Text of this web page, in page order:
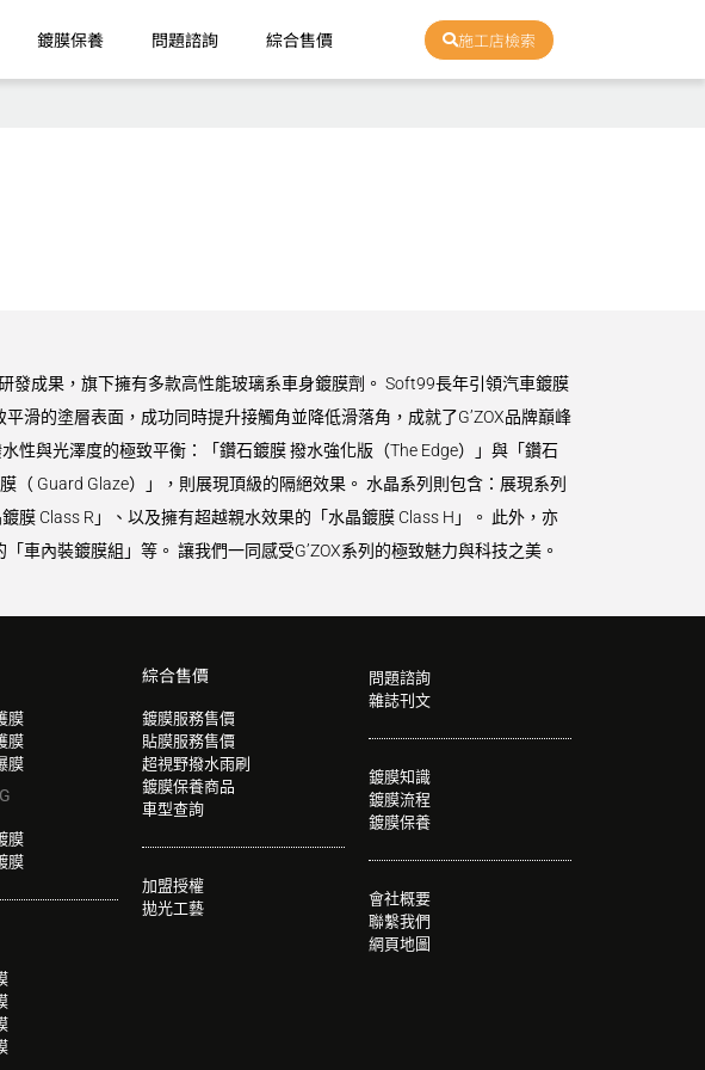
鍍膜保養 問題諮詢 綜合售價 施工店檢索
發成果，旗下擁有多款高性能玻璃系車身鍍膜劑。 Soft99長年引領汽車鍍膜
滑的塗層表面，成功同時提升接觸角並降低滑落角，成就了G’ZOX品牌巔峰
性與光澤度的極致平衡：「鑽石鍍膜 撥水強化版（The Edge）」與「鑽石
Guard Glaze）」，則展現頂級的隔絕效果。 水晶系列則包含：展現系列
Class R」、以及擁有超越親水效果的「水晶鍍膜 Class H」。 此外，亦
內裝鍍膜組」等。 讓我們一同感受G’ZOX系列的極致魅力與科技之美。
膜
膜
膜
膜
膜
綜合售價
鍍膜服務售價
貼膜服務售價
超視野撥水雨刷
鍍膜保養商品
車型查詢
加盟授權
拋光工藝
問題諮詢
雜誌刊文
鍍膜知識
鍍膜流程
鍍膜保養
會社概要
聯繫我們
網頁地圖